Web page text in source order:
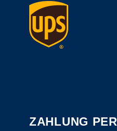
ZAHLUNG PER